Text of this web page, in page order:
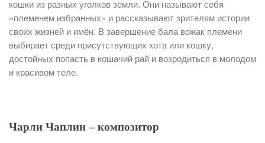
кошки из разных уголков земли. Они называют себя
«племенем избранных» и рассказывают зрителям истории
своих жизней и имён. В завершение бала вожак племени
выбирает среди присутствующих кота или кошку,
достойных попасть в кошачий рай и возродиться в молодом
и красивом теле.
Чарли Чаплин – композитор